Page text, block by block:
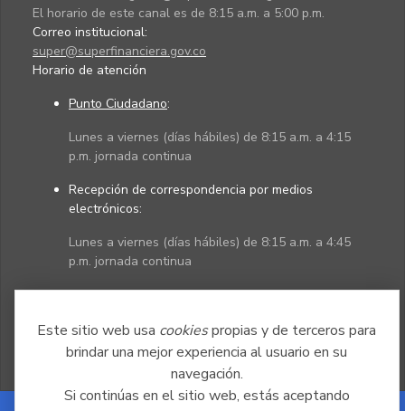
Este sitio web usa cookiespropias y de terceros para
brindar una mejor experiencia al usuario en su
navegación.
Si continúas en el sitio web, estás aceptando
El horario de este canal es de 8:15 a.m. a 5:00 p.m.
Correo institucional:
super@superfinanciera.gov.co
Horario de atención
Punto Ciudadano:
Lunes a viernes (días hábiles) de 8:15 a.m. a 4:15
p.m. jornada continua
Recepción de correspondencia por medios
electrónicos:
Lunes a viernes (días hábiles) de 8:15 a.m. a 4:45
p.m. jornada continua